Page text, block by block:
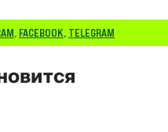
, FACEBOOK, TELEGRAM